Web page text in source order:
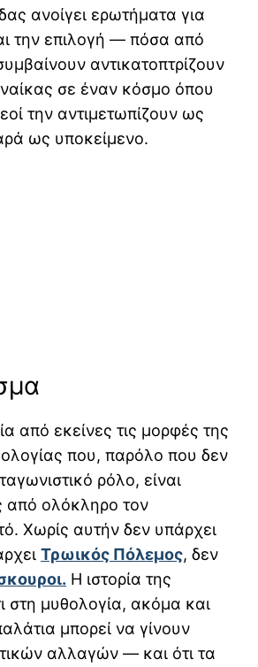
ανοίγει ερωτήματα για
την επιλογή — πόσα από
αντικατοπτρίζουν
σε έναν κόσμο όπου
την αντιμετωπίζουν ως
ως υποκείμενο.
από εκείνες τις μορφές της
που, παρόλο που δεν
ρόλο, είναι
από ολόκληρο τον
Χωρίς αυτήν δεν υπάρχει
Τρωικός Πόλεμος, δεν
Η ιστορία της
στη μυθολογία, ακόμα και
μπορεί να γίνουν
αλλαγών — και ότι τα